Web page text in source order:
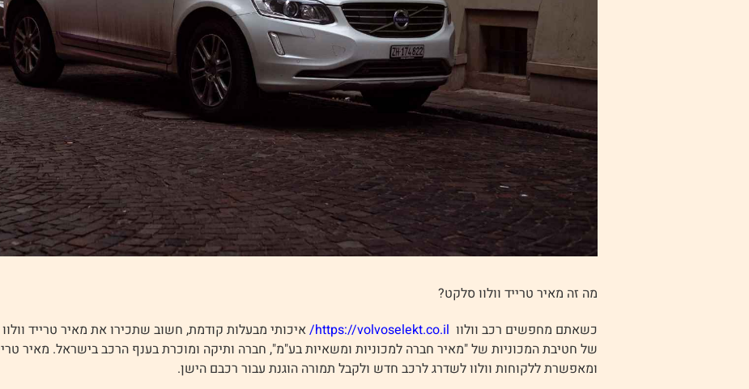
מה זה מאיר טרייד וולוו סלקט?
כשאתם מחפשים רכב וולוו https://volvoselekt.co.il/ איכותי מבעלות קודמת, חשוב שתכירו את מאיר טרייד
של חטיבת המכוניות של "מאיר חברה למכוניות ומשאיות בע"מ", חברה ותיקה ומוכרת בענף הרכב בישראל. מאיר
ומאפשרת ללקוחות וולוו לשדרג לרכב חדש ולקבל תמורה הוגנת עבור רכבם הישן.